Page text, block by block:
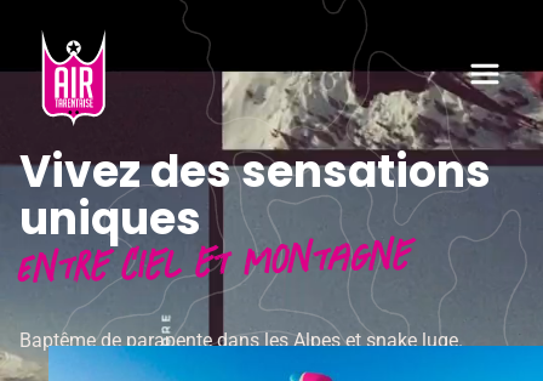
Vivez des sensations
uniques
Entre ciel et montagne
Baptême de parapente dans les Alpes et snake luge.